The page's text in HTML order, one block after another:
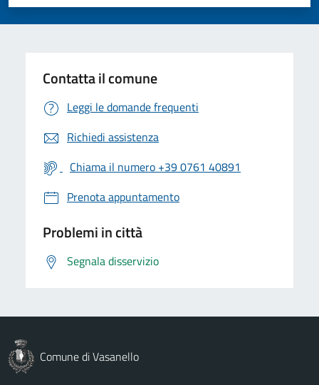
Contatta il comune
Leggi le domande frequenti
Richiedi assistenza
Chiama il numero +39 0761 40891
Prenota appuntamento
Problemi in città
Segnala disservizio
Comune di Vasanello